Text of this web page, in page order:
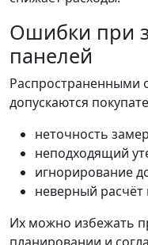
Ошибки при
панелей
Распространенными
допускаются
неточность
неподходящий
игнорирование
неверный расчёт
Их можно избежать